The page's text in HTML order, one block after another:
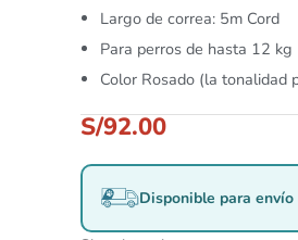
Largo de correa: 5m Cord
Para perros de hasta 12 kg
Color Rosado (la tonalidad
S/92.00
Disponible para